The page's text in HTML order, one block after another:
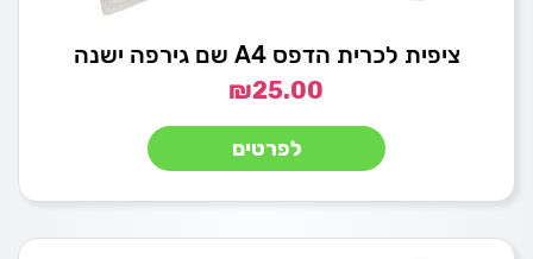
ציפית לכרית הדפס A4 שם גירפה ישנה
₪25.00
לפרטים